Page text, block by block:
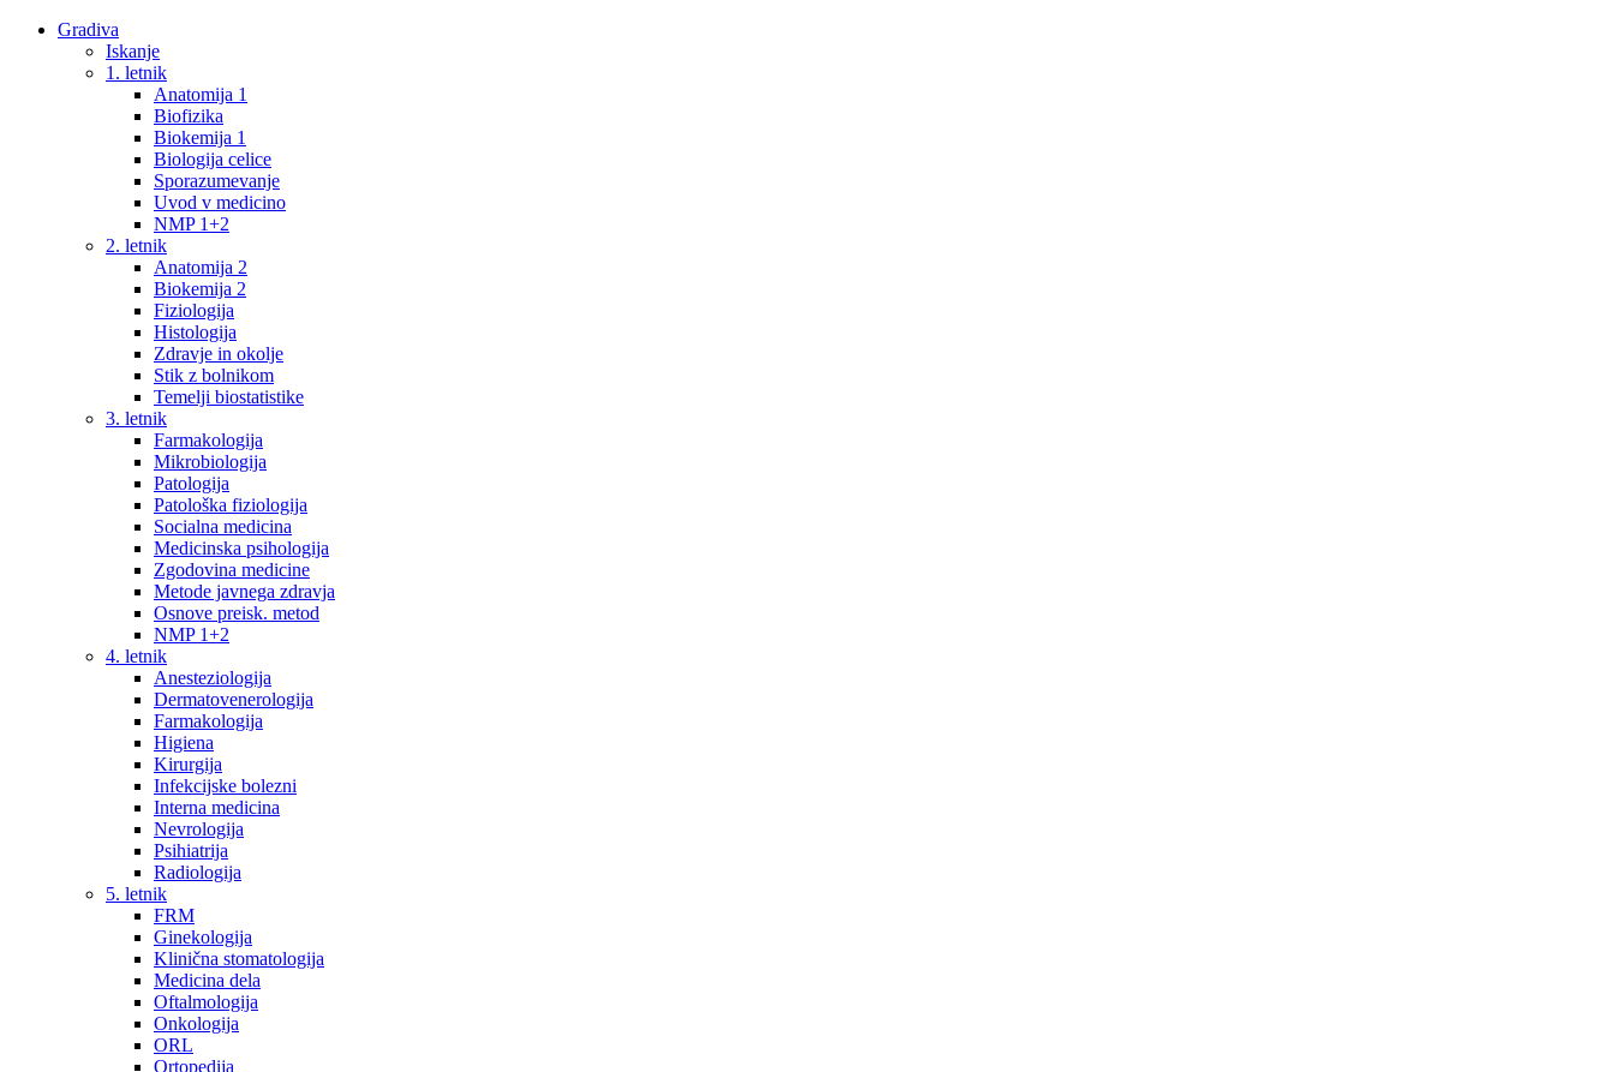
Gradiva
Iskanje
1. letnik
Anatomija 1
Biofizika
Biokemija 1
Biologija celice
Sporazumevanje
Uvod v medicino
NMP 1+2
2. letnik
Anatomija 2
Biokemija 2
Fiziologija
Histologija
Zdravje in okolje
Stik z bolnikom
Temelji biostatistike
3. letnik
Farmakologija
Mikrobiologija
Patologija
Patološka fiziologija
Socialna medicina
Medicinska psihologija
Zgodovina medicine
Metode javnega zdravja
Osnove preisk. metod
NMP 1+2
4. letnik
Anesteziologija
Dermatovenerologija
Farmakologija
Higiena
Kirurgija
Infekcijske bolezni
Interna medicina
Nevrologija
Psihiatrija
Radiologija
5. letnik
FRM
Ginekologija
Klinična stomatologija
Medicina dela
Oftalmologija
Onkologija
ORL
Ortopedija